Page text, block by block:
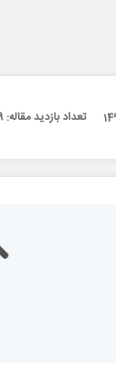
تعداد بازدید مقاله: